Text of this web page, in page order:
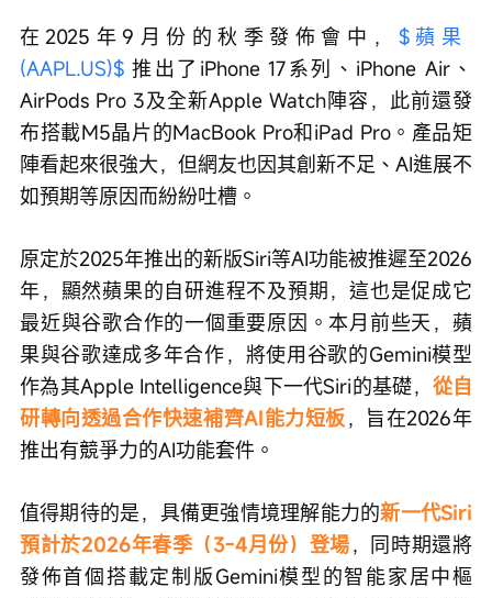
在2025年9月份的秋季發佈會中， $蘋果
(AAPL.US)$ 推出了iPhone 17系列、iPhone Air、
AirPods Pro 3及全新Apple Watch陣容，此前還發
布搭載M5晶片的MacBook Pro和iPad Pro。產品矩
陣看起來很強大，但網友也因其創新不足、AI進展不
如預期等原因而紛紛吐槽。
原定於2025年推出的新版Siri等AI功能被推遲至2026
年，顯然蘋果的自研進程不及預期，這也是促成它
最近與谷歌合作的一個重要原因。本月前些天，蘋
果與谷歌達成多年合作，將使用谷歌的Gemini模型
作為其Apple Intelligence與下一代Siri的基礎， 從自
研轉向透過合作快速補齊AI能力短板，旨在2026年
推出有競爭力的AI功能套件。
值得期待的是，具備更強情境理解能力的新一代Siri
預計於2026年春季（3-4月份）登場，同時期還將
發佈首個搭載定制版Gemini模型的智能家居中樞